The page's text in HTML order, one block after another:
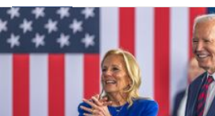
назвала первый симптом,
сигнализировал о его
Сначала врачи не обратили на это
12,5 т.